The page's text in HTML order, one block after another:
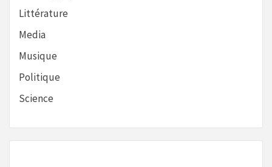
Littérature
Media
Musique
Politique
Science